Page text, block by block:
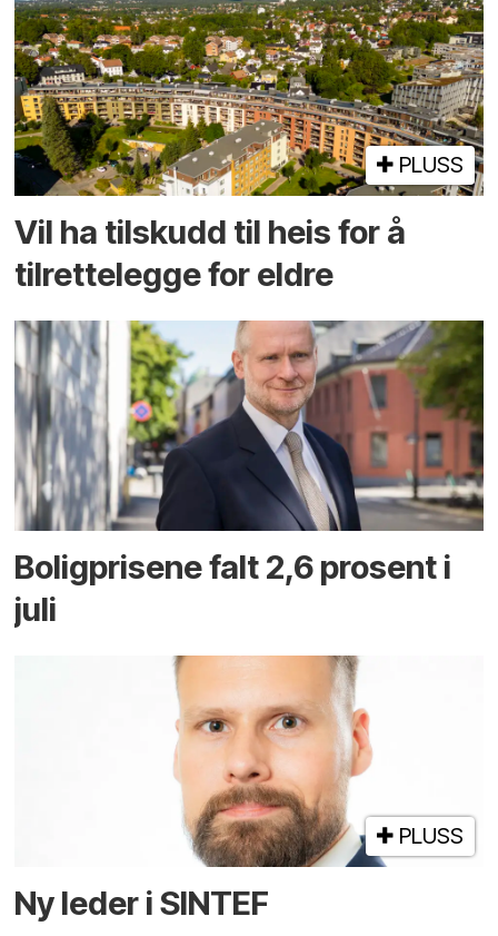
PLUSS
Vil ha tilskudd til heis for å
tilrettelegge for eldre
Boligprisene falt 2,6 prosent i
juli
PLUSS
Ny leder i SINTEF